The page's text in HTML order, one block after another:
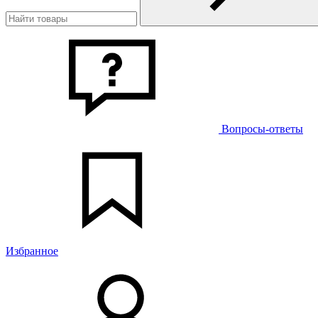
Вопросы-ответы
Избранное